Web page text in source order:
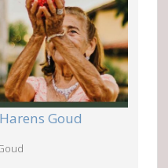
Goud